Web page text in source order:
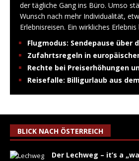
der tägliche Gang ins Büro. Umso
Wunsch nach mehr Individualität,
Erlebnisreisen. Ein wirkliches
Flugmodus: Sendepause über
Zufahrtsregeln in
Rechte bei Preiserhöhungen
Reisefalle: Billigurlaub aus
BLICK NACH ÖSTERREICH
Der Lechweg – it’s a